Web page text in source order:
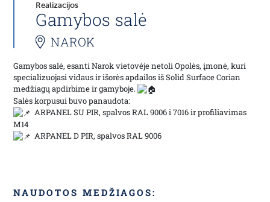
Realizacijos
Gamybos salė
NAROK
Gamybos salė, esanti Narok vietovėje netoli Opolės, įmonė, kuri
specializuojasi vidaus ir išorės apdailos iš Solid Surface Corian
medžiagų apdirbime ir gamyboje.
Salės korpusui buvo panaudota:
ARPANEL SU PIR, spalvos RAL 9006 i 7016 ir profiliavimas
M14
ARPANEL D PIR, spalvos RAL 9006
NAUDOTOS MEDŽIAGOS: